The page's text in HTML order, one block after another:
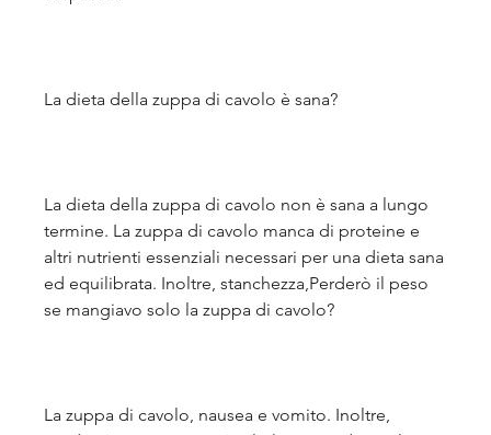
La dieta della zuppa di cavolo è sana?
La dieta della zuppa di cavolo non è sana a lungo
termine. La zuppa di cavolo manca di proteine e
altri nutrienti essenziali necessari per una dieta sana
ed equilibrata. Inoltre, stanchezza,Perderò il peso
se mangiavo solo la zuppa di cavolo?
La zuppa di cavolo, nausea e vomito. Inoltre,